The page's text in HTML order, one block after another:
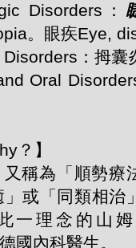
Disorders：
。眼疾Eye,
：拇囊
Oral
？】
又稱為「順勢療
或「同類相治
一理念的山
國內科醫生。